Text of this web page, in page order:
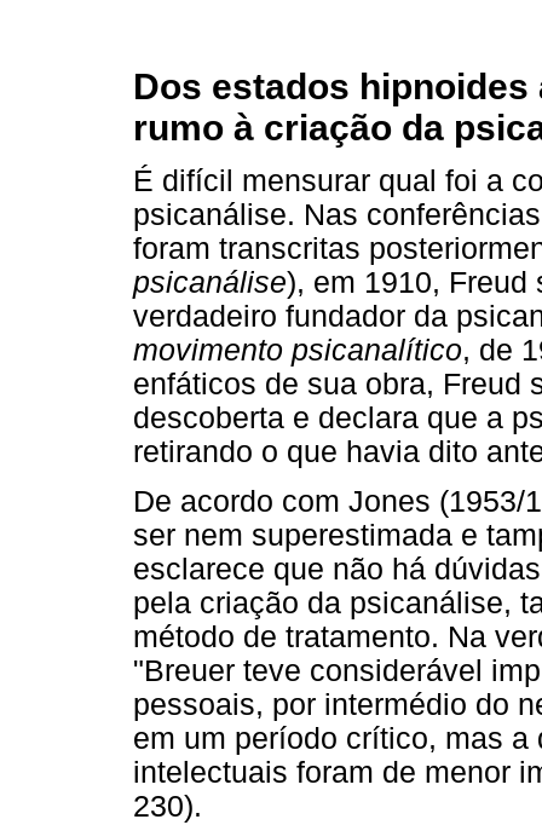
Dos estados
rumo à criação da
É difícil mensurar qual foi a
psicanálise. Nas
foram transcritas
psicanálise), em 1910, Freud
verdadeiro fundador da
movimento psicanalítico, de
enfáticos de sua obra, Freud
descoberta e declara que a
retirando o que havia dito
De acordo com Jones (1953/
ser nem superestimada e
esclarece que não há
pela criação da psicanálise,
método de tratamento. Na
"Breuer teve considerável
pessoais, por intermédio do
em um período crítico, mas
intelectuais foram de menor
230).